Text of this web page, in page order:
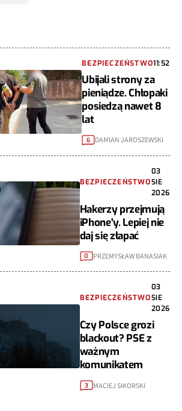
BEZPIECZEŃSTWO11:52
Ubijali strony za
pieniądze. Chłopaki
posiedzą nawet 8
lat
6 DAMIAN JAROSZEWSKI
BEZPIECZEŃSTWO
03
SIE
2026
Hakerzy przejmują
iPhone'y. Lepiej nie
daj się złapać
0 PRZEMYSŁAW BANASIAK
BEZPIECZEŃSTWO
03
SIE
2026
Czy Polsce grozi
blackout? PSE z
ważnym
komunikatem
3 MACIEJ SIKORSKI